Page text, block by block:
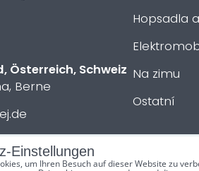
Österreich, Schweiz
Berne
Hopsadla
Na zimu
Ostatní
Einstellungen
um Ihren Besuch auf dieser Website zu